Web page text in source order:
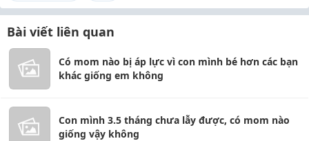
Bài viết liên quan
Có mom nào bị áp lực vì con mình bé hơn các bạn
khác giống em không
Con mình 3.5 tháng chưa lẫy được, có mom nào
giống vậy không